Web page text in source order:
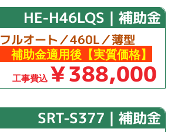
HE-H46LQS｜補助金
フルオート／460L／薄型
補助金適用後【実質価格】
工事費込 ￥388,000
SRT-S377｜補助金